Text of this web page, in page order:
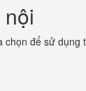
chọn để sử dụng